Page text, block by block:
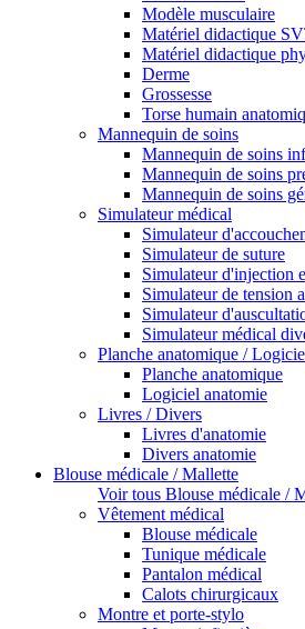
Modèle musculaire
Matériel didactique
Matériel didactique
Derme
Grossesse
Torse humain
Mannequin de soins
Mannequin de soins
Mannequin de soins
Mannequin de soins
Simulateur médical
Simulateur
Simulateur de suture
Simulateur d'injection
Simulateur de tension
Simulateur
Simulateur médical
Planche anatomique /
Planche anatomique
Logiciel anatomie
Livres / Divers
Livres d'anatomie
Divers anatomie
Blouse médicale / Mallette
Voir tous Blouse médicale /
Vêtement médical
Blouse médicale
Tunique médicale
Pantalon médical
Calots chirurgicaux
Montre et porte-stylo